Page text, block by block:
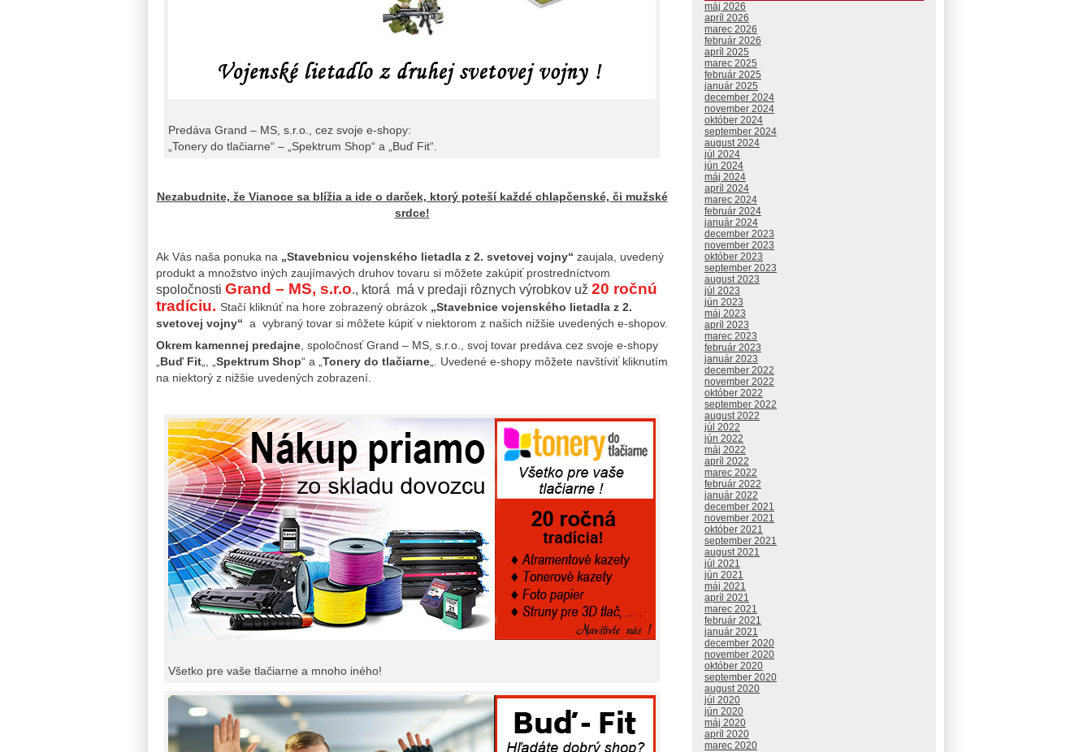
Predáva Grand – MS, s.r.o., cez svoje e-shopy:
„Tonery do tlačiarne“ – „Spektrum Shop“ a „Buď Fit“.
Nezabudnite, že Vianoce sa blížia a ide o darček, ktorý poteší každé chlapčenské, či mužské
srdce!
Ak Vás naša ponuka na „Stavebnicu vojenského lietadla z 2. svetovej vojny“ zaujala, uvedený
produkt a množstvo iných zaujímavých druhov tovaru si môžete zakúpiť prostredníctvom
spoločnosti Grand – MS, s.r.o., ktorá má v predaji rôznych výrobkov už 20 ročnú
tradíciu. Stačí kliknúť na hore zobrazený obrázok „Stavebnice vojenského lietadla z 2.
svetovej vojny“ a vybraný tovar si môžete kúpiť v niektorom z našich nižšie uvedených e-shopov.
Okrem kamennej predajne, spoločnosť Grand – MS, s.r.o., svoj tovar predáva cez svoje e-shopy
„Buď Fit„, „Spektrum Shop“ a „Tonery do tlačiarne„. Uvedené e-shopy môžete navštíviť kliknutím
na niektorý z nižšie uvedených zobrazení.
Všetko pre vaše tlačiarne a mnoho iného!
máj 2026
apríl 2026
marec 2026
február 2026
apríl 2025
marec 2025
február 2025
január 2025
december 2024
november 2024
október 2024
september 2024
august 2024
júl 2024
jún 2024
máj 2024
apríl 2024
marec 2024
február 2024
január 2024
december 2023
november 2023
október 2023
september 2023
august 2023
júl 2023
jún 2023
máj 2023
apríl 2023
marec 2023
február 2023
január 2023
december 2022
november 2022
október 2022
september 2022
august 2022
júl 2022
jún 2022
máj 2022
apríl 2022
marec 2022
február 2022
január 2022
december 2021
november 2021
október 2021
september 2021
august 2021
júl 2021
jún 2021
máj 2021
apríl 2021
marec 2021
február 2021
január 2021
december 2020
november 2020
október 2020
september 2020
august 2020
júl 2020
jún 2020
máj 2020
apríl 2020
marec 2020